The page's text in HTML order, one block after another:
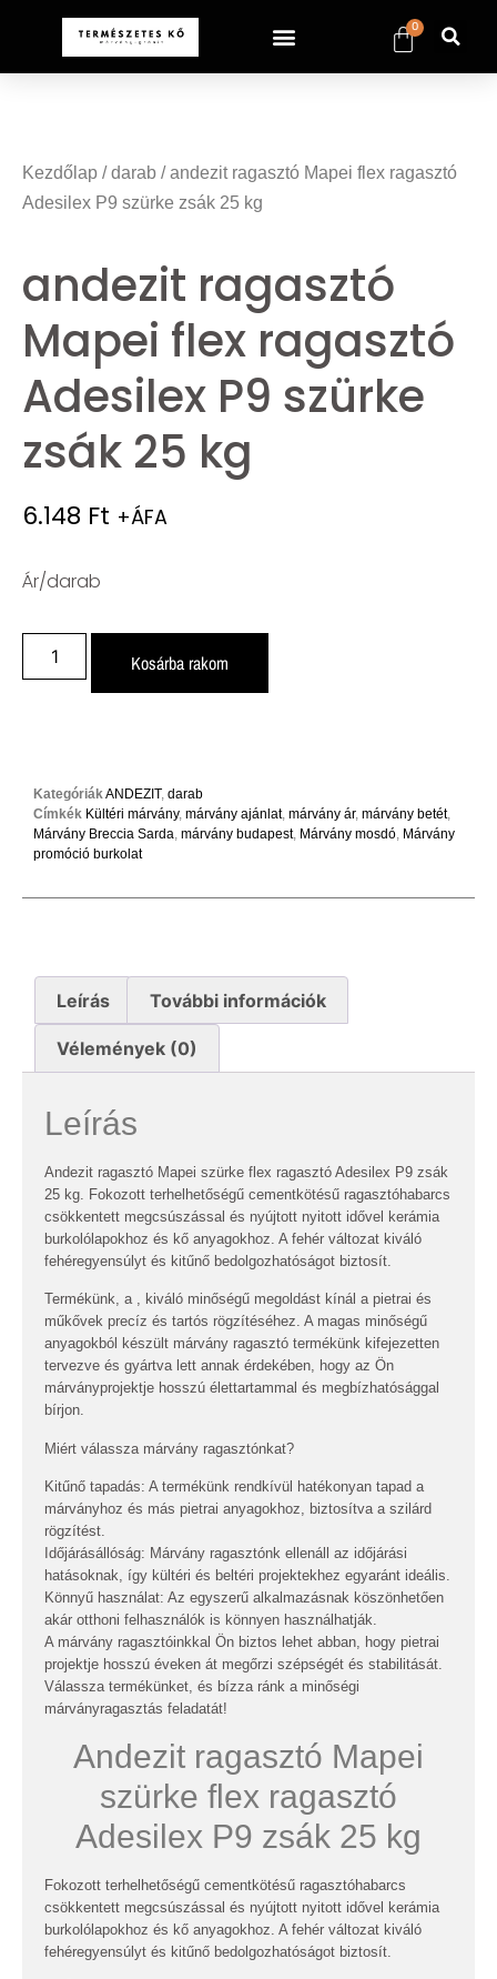
0
Kezdőlap /darab / andezit ragasztó Mapei flex ragasztó
Adesilex P9 szürke zsák 25 kg
andezit ragasztó
Mapei flex ragasztó
Adesilex P9 szürke
zsák 25 kg
6.148 Ft +ÁFA
Ár/darab
Kosárba rakom
Kategóriák ANDEZIT, darab
Címkék Kültéri márvány, márvány ajánlat, márvány ár, márvány betét,
Márvány Breccia Sarda márvány budapest, Márvány mosdó Márvány
promóció burkolat
Leírás További információk
Vélemények (0)
Leírás
Andezit ragasztó Mapei szürke flex ragasztó Adesilex P9 zsák
25 kg. Fokozott terhelhetőségű cementkötésű ragasztóhabarcs
csökkentett megcsúszással és nyújtott nyitott idővel kerámia
burkolólapokhoz és kő anyagokhoz. A fehér változat kiváló
fehéregyensúlyt és kitűnő bedolgozhatóságot biztosít.
Termékünk, a , kiváló minőségű megoldást kínál a pietrai és
műkővek precíz és tartós rögzítéséhez. A magas minőségű
anyagokból készült márvány ragasztó termékünk kifejezetten
tervezve és gyártva lett annak érdekében, hogy az Ön
márványprojektje hosszú élettartammal és megbízhatósággal
bírjon.
Miért válassza márvány ragasztónkat?
Kitűnő tapadás: A termékünk rendkívül hatékonyan tapad a
márványhoz és más pietrai anyagokhoz, biztosítva a szilárd
rögzítést.
Időjárásállóság: Márvány ragasztónk ellenáll az időjárási
hatásoknak, így kültéri és beltéri projektekhez egyaránt ideális.
Könnyű használat: Az egyszerű alkalmazásnak köszönhetően
akár otthoni felhasználók is könnyen használhatják.
A márvány ragasztóinkkal Ön biztos lehet abban, hogy pietrai
projektje hosszú éveken át megőrzi szépségét és stabilitását.
Válassza termékünket, és bízza ránk a minőségi
márványragasztás feladatát!
Andezit ragasztó Mapei
szürke flex ragasztó
Adesilex P9 zsák 25 kg
Fokozott terhelhetőségű cementkötésű ragasztóhabarcs
csökkentett megcsúszással és nyújtott nyitott idővel kerámia
burkolólapokhoz és kő anyagokhoz. A fehér változat kiváló
fehéregyensúlyt és kitűnő bedolgozhatóságot biztosít.